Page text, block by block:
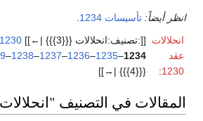
انظر أيضاً: تأسيسات 1234
انحلالات
عقد
1230
:
[[:تصنيف:انحلالات {{{3}}} |←]] 1230
1234
–
1235
–
1236
–
1237
–
1238
–
{{{4}}} |→]]
المقالات في التصنيف "انحلالات 1234"